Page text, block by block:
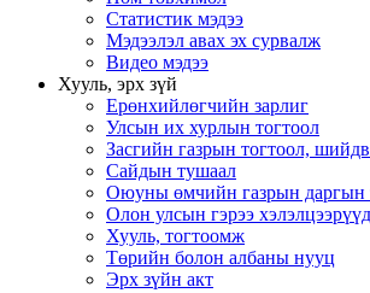
Статистик мэдээ
Мэдээлэл авах эх сурвалж
Видео мэдээ
Хууль, эрх зүй
Ерөнхийлөгчийн зарлиг
Улсын их хурлын тогтоол
Засгийн газрын тогтоол,
Сайдын тушаал
Оюуны өмчийн газрын даргын
Олон улсын гэрээ хэлэлцээрүүд
Хууль, тогтоомж
Төрийн болон албаны нууц
Эрх зүйн акт